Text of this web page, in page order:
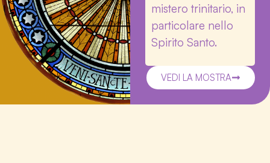
mistero trinitario, in
particolare nello
Spirito Santo.
VEDI LA MOSTRA